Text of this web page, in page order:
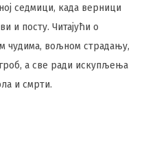
седмици, када верници
и посту. Читајући о
чудима, вољном страдању,
а све ради искупљења
и смрти.